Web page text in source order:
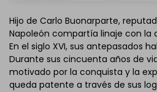
Hijo de Carlo Buonarparte,
Napoleón compartía linaje con la
En el siglo XVI, sus antepasados
Durante sus cincuenta años de
motivado por la conquista y la
queda patente a través de sus